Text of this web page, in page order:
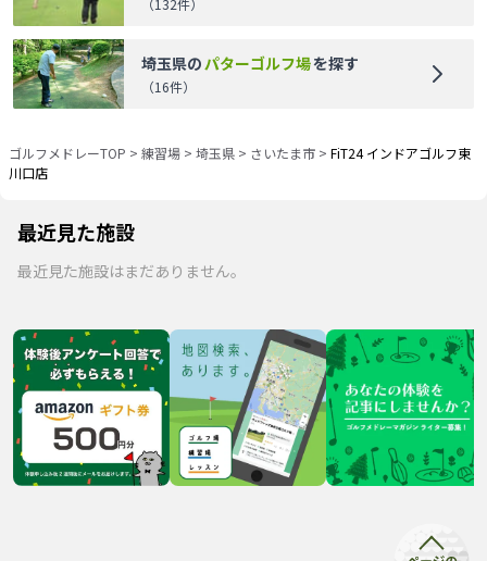
（132件）
埼玉県のパターゴルフ場を探す
（16件）
ゴルフメドレーTOP > 練習場 > 埼玉県 > さいたま市 > FiT24 インドアゴルフ東
川口店
最近見た施設
最近見た施設はまだありません。